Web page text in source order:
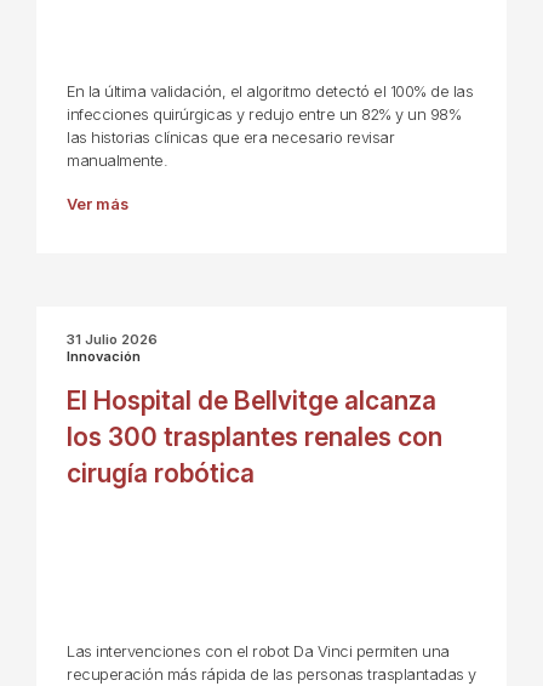
En la última validación, el algoritmo detectó el 100% de las
infecciones quirúrgicas y redujo entre un 82% y un 98%
las historias clínicas que era necesario revisar
manualmente.
Ver más
31 Julio 2026
Innovación
El Hospital de Bellvitge alcanza
los 300 trasplantes renales con
cirugía robótica
Las intervenciones con el robot Da Vinci permiten una
recuperación más rápida de las personas trasplantadas y